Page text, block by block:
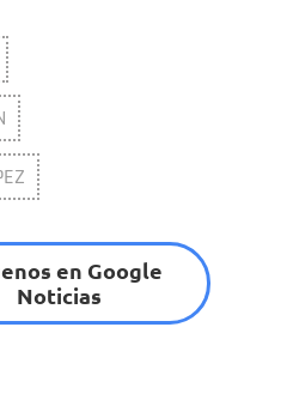
en Google
Noticias